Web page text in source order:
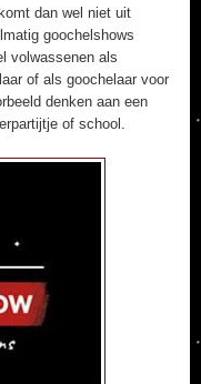
dan wel niet uit
goochelshows
volwassenen als
of als goochelaar voor
denken aan een
of school.